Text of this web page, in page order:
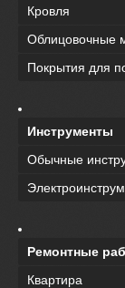
Кровля
Облицовочные
Покрытия для
Инструменты
Обычные
Ремонтные
Квартира